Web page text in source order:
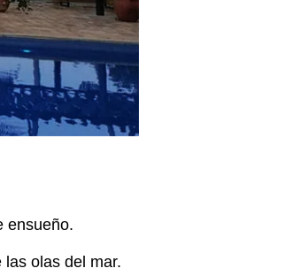
ensueño.
olas del mar.